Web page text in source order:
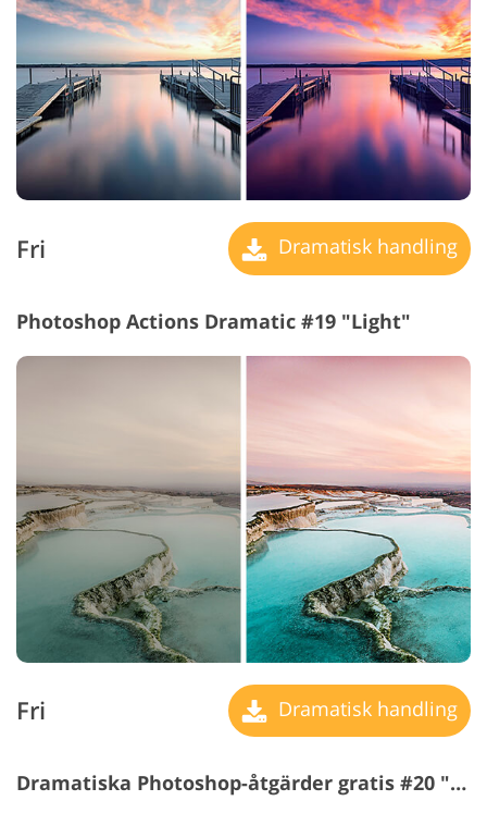
Fri Dramatisk handling
Photoshop Actions Dramatic #19 "Light"
Fri Dramatisk handling
Dramatiska Photoshop-åtgärder gratis #20 "Classic"